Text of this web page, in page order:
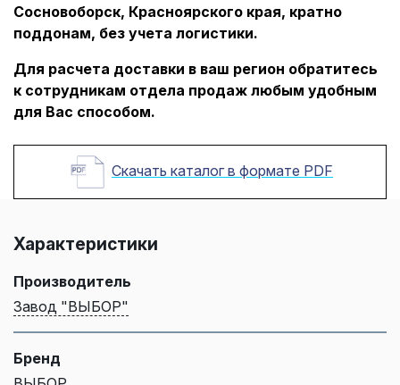
Сосновоборск, Красноярского края, кратно
поддонам, без учета логистики.
Для расчета доставки в ваш регион обратитесь
к сотрудникам отдела продаж любым удобным
для Вас способом.
Скачать каталог в формате PDF
Характеристики
Производитель
Завод "ВЫБОР"
Бренд